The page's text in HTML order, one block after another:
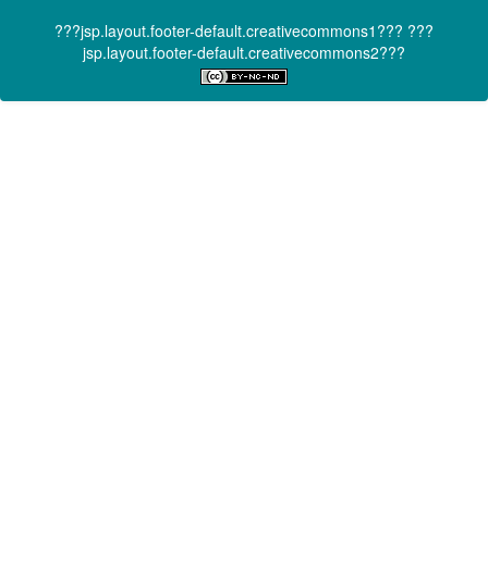
???jsp.layout.footer-default.creativecommons1??? ???
jsp.layout.footer-default.creativecommons2???